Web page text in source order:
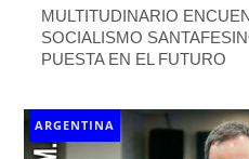
MULTITUDINARIO
SOCIALISMO
PUESTA EN EL FUTURO
ARGENTINA